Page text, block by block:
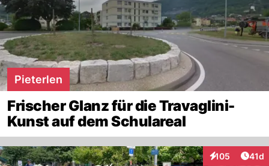
Pieterlen
Frischer Glanz für die Travaglini-
Kunst auf dem Schulareal
105
Interaktionen
41d